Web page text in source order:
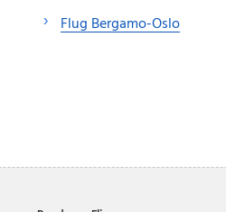
Flug Bergamo-Oslo